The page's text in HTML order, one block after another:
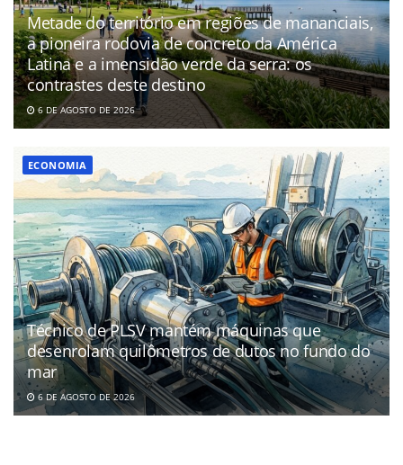
Metade do território em regiões de mananciais,
a pioneira rodovia de concreto da América
Latina e a imensidão verde da serra: os
contrastes deste destino
6 DE AGOSTO DE 2026
ECONOMIA
Técnico de PLSV mantém máquinas que
desenrolam quilômetros de dutos no fundo do
mar
6 DE AGOSTO DE 2026